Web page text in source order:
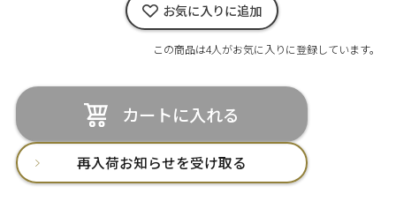
お気に入りに追加
この商品は4人がお気に入りに登録しています。
カートに入れる
再入荷お知らせを受け取る